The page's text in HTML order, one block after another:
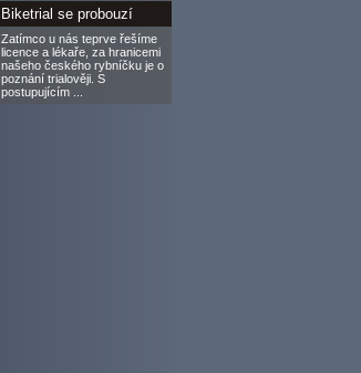
Biketrial se probouzí
Zatímco u nás teprve řešíme
licence a lékaře, za hranicemi
našeho českého rybníčku je o
poznání trialověji. S
postupujícím ...